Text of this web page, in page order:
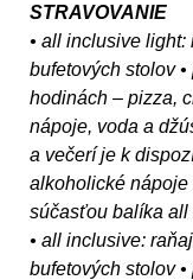
STRAVOVANIE
• all inclusive light:
bufetových stolov
hodinách – pizza,
nápoje, voda a
a večerí je k
alkoholické
súčasťou balíka
• all inclusive:
bufetových stolov